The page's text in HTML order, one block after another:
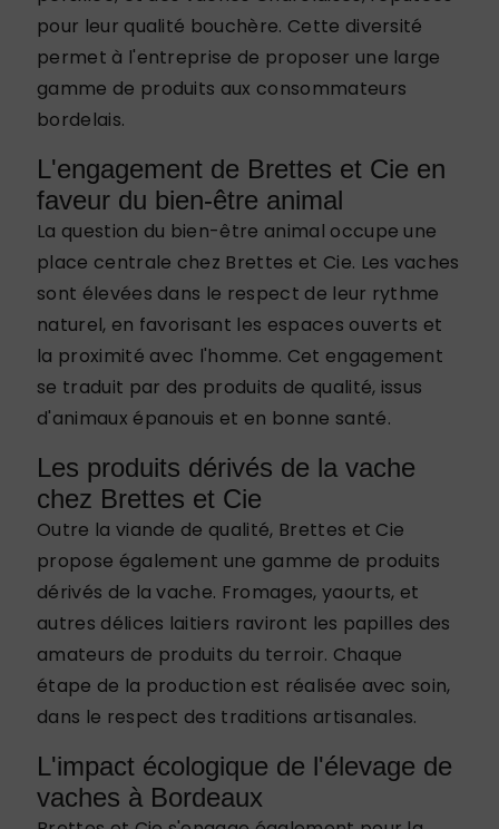
pour leur qualité bouchère. Cette diversité
permet à l'entreprise de proposer une large
gamme de produits aux consommateurs
bordelais.
L'engagement de Brettes et Cie en
faveur du bien-être animal
La question du bien-être animal occupe une
place centrale chez Brettes et Cie. Les vaches
sont élevées dans le respect de leur rythme
naturel, en favorisant les espaces ouverts et
la proximité avec l'homme. Cet engagement
se traduit par des produits de qualité, issus
d'animaux épanouis et en bonne santé.
Les produits dérivés de la vache
chez Brettes et Cie
Outre la viande de qualité, Brettes et Cie
propose également une gamme de produits
dérivés de la vache. Fromages, yaourts, et
autres délices laitiers raviront les papilles des
amateurs de produits du terroir. Chaque
étape de la production est réalisée avec soin,
dans le respect des traditions artisanales.
L'impact écologique de l'élevage de
vaches à Bordeaux